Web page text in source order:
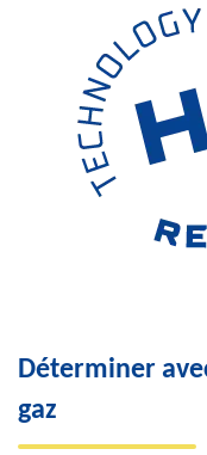
Déterminer
gaz